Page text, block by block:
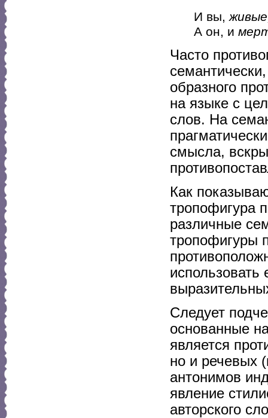
И вы,
А он, и
Часто
образного
на языке с
слов. На
смысла,
Как
тропофигура
различные
тропофигуры
использовать
Следует
основанные
является
но и речевых
антонимов
явление
авторского